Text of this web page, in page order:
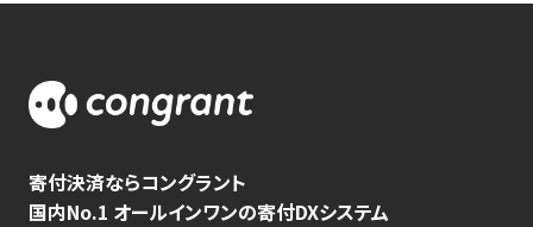
寄付決済ならコングラント
国内No.1 オールインワンの寄付DXシステム